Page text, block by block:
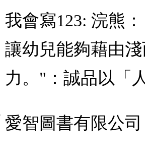
我會寫123: 浣熊
讓幼兒能夠藉由
力。"：誠品以「
愛智圖書有限公司